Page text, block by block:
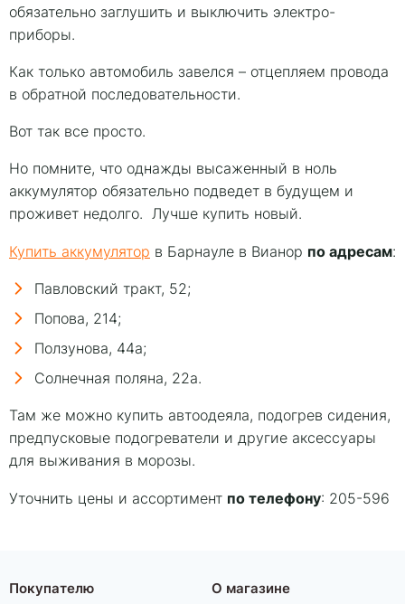
обязательно заглушить и выключить электро-
приборы.
Как только автомобиль завелся – отцепляем провода
в обратной последовательности.
Вот так все просто.
Но помните, что однажды высаженный в ноль
аккумулятор обязательно подведет в будущем и
проживет недолго. Лучше купить новый.
Купить аккумулятор в Барнауле в Вианор по адресам:
Павловский тракт, 52;
Попова, 214;
Ползунова, 44а;
Солнечная поляна, 22а.
Там же можно купить автоодеяла, подогрев сидения,
предпусковые подогреватели и другие аксессуары
для выживания в морозы.
Уточнить цены и ассортимент по телефону: 205-596
Покупателю О магазине